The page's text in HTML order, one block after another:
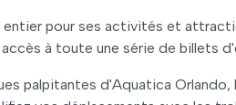
entier pour ses activités et
à toute une série de billets
palpitantes d'Aquatica